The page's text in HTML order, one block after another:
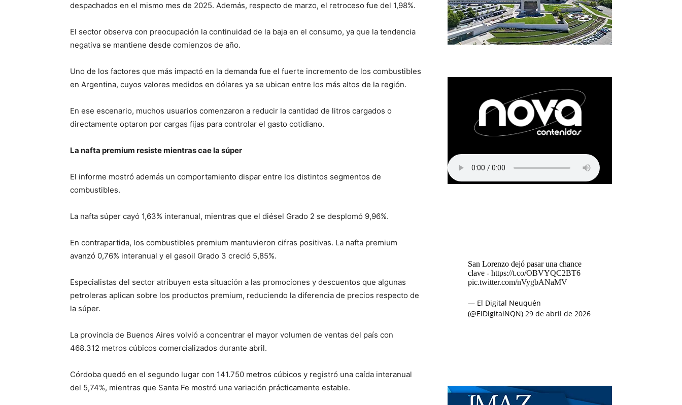
despachados en el mismo mes de 2025. Además, respecto de marzo, el retroceso fue del 1,98%.
El sector observa con preocupación la continuidad de la baja en el consumo, ya que la tendencia
negativa se mantiene desde comienzos de año.
Uno de los factores que más impactó en la demanda fue el fuerte incremento de los combustibles
en Argentina, cuyos valores medidos en dólares ya se ubican entre los más altos de la región.
En ese escenario, muchos usuarios comenzaron a reducir la cantidad de litros cargados o
directamente optaron por cargas fijas para controlar el gasto cotidiano.
La nafta premium resiste mientras cae la súper
El informe mostró además un comportamiento dispar entre los distintos segmentos de
combustibles.
La nafta súper cayó 1,63% interanual, mientras que el diésel Grado 2 se desplomó 9,96%.
En contrapartida, los combustibles premium mantuvieron cifras positivas. La nafta premium
avanzó 0,76% interanual y el gasoil Grado 3 creció 5,85%.
Especialistas del sector atribuyen esta situación a las promociones y descuentos que algunas
petroleras aplican sobre los productos premium, reduciendo la diferencia de precios respecto de
la súper.
La provincia de Buenos Aires volvió a concentrar el mayor volumen de ventas del país con
468.312 metros cúbicos comercializados durante abril.
Córdoba quedó en el segundo lugar con 141.750 metros cúbicos y registró una caída interanual
del 5,74%, mientras que Santa Fe mostró una variación prácticamente estable.
San Lorenzo dejó pasar una chance
clave - https://t.co/OBVYQC2BT6
pic.twitter.com/nVygbANaMV
— El Digital Neuquén
(@ElDigitalNQN) 29 de abril de 2026